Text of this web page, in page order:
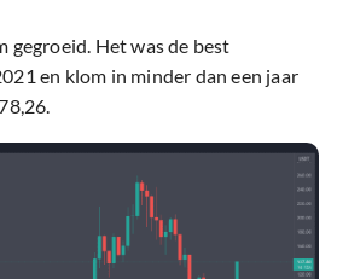
gegroeid. Het was de best
en klom in minder dan een jaar